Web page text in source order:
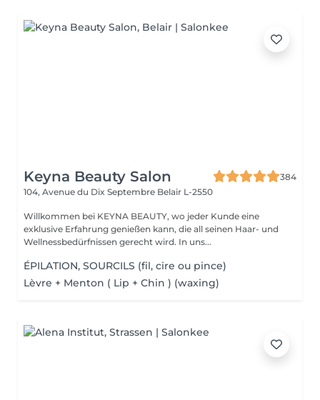
Keyna Beauty Salon
384
104, Avenue du Dix Septembre Belair L-2550
Willkommen bei KEYNA BEAUTY, wo jeder Kunde eine
exklusive Erfahrung genießen kann, die all seinen Haar- und
Wellnessbedürfnissen gerecht wird. In uns...
ÉPILATION, SOURCILS (fil, cire ou pince)
Lèvre + Menton ( Lip + Chin ) (waxing)